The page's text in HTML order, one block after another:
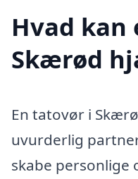
Hvad kan
Skærød
En tatovør i
uvurderlig
skabe